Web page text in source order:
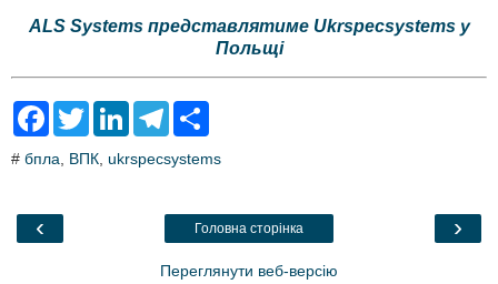
ALS Systems представлятиме Ukrspecsystems у
Польщі
F
e
o
T
t
L
k
T
e
a
r
# бпла, ВПК, ukrspecsystems
‹ ›
Головна сторінка
Переглянути веб-версію